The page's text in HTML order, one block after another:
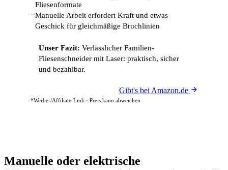
Fliesenformate
−Manuelle Arbeit erfordert Kraft und etwas
Geschick für gleichmäßige Bruchlinien
Unser Fazit: Verlässlicher Familien-
Fliesenschneider mit Laser: praktisch, sicher
und bezahlbar.
Gibt's bei Amazon.de
*Werbe-/Affiliate-Link · Preis kann abweichen
Manuelle oder elektrische